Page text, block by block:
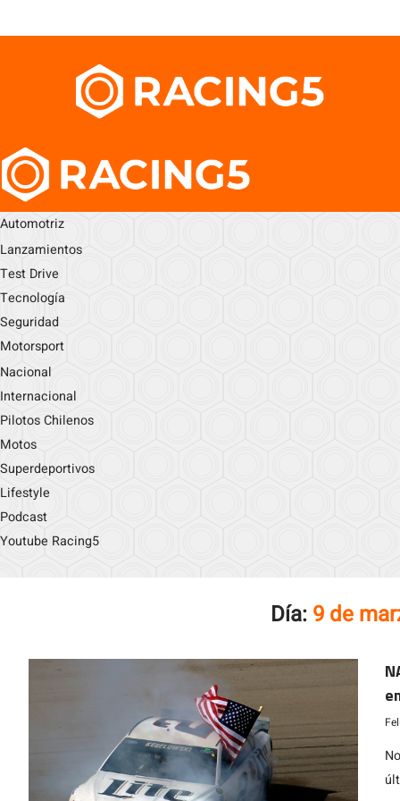
Automotriz
Lanzamientos
Test Drive
Tecnología
Seguridad
Motorsport
Nacional
Internacional
Pilotos Chilenos
Motos
Superdeportivos
Lifestyle
Podcast
Youtube Racing5
Día: 9 de